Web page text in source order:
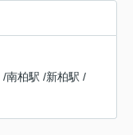
/南柏駅 /新柏駅 /